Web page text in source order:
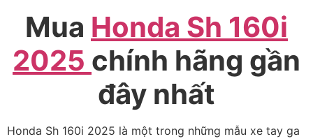
Mua Honda Sh 160i
2025 chính hãng gần
đây nhất
Honda Sh 160i 2025 là một trong những mẫu xe tay ga